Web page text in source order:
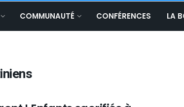
COMMUNAUTÉ CONFÉRENCES LA